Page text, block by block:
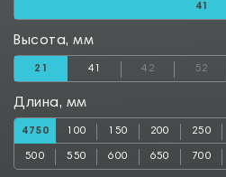
41
Высота, мм
21 41 42 52
Длина, мм
4750 100 150 200 250
500 550 600 650 700